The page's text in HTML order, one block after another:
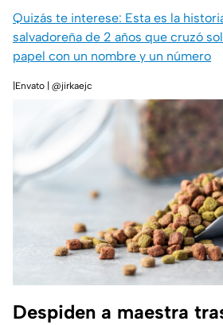
Quizás te interese: Esta es la
salvadoreña de 2 años que cruzó
papel con un nombre y un número
|Envato | @jirkaejc
Despiden a maestra